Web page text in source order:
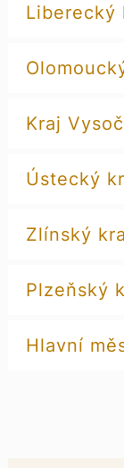
Liberecký
Kraj
Ústecký
Zlínský
Plzeňský
Hlavní